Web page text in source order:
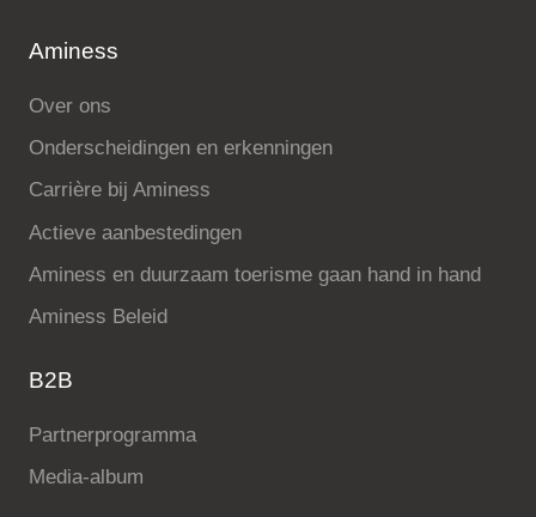
Aminess
Over ons
Onderscheidingen en erkenningen
Carrière bij Aminess
Actieve aanbestedingen
Aminess en duurzaam toerisme gaan hand in hand
Aminess Beleid
B2B
Partnerprogramma
Media-album